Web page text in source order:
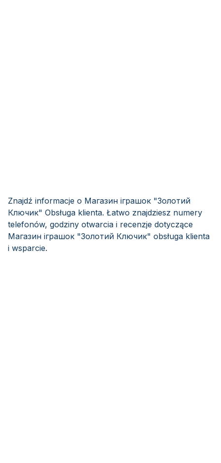
Znajdź informacje o Магазин іграшок "Золотий
Ключик" Obsługa klienta. Łatwo znajdziesz numery
telefonów, godziny otwarcia i recenzje dotyczące
Магазин іграшок "Золотий Ключик" obsługa klienta
i wsparcie.